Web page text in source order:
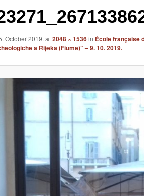
October 2019. at2048 × 1536in École française
a Rijeka (Fiume)“ – 9. 10. 2019.